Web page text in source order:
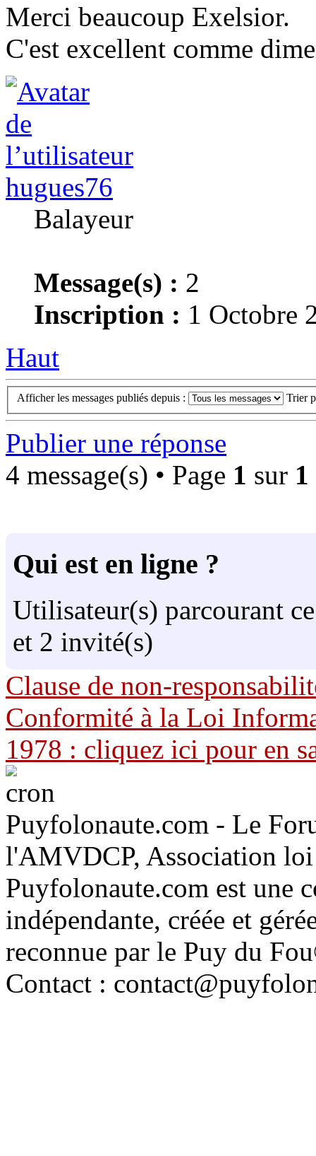
Merci beaucoup Exelsior.
C'est excellent comme
hugues76
Balayeur
Message(s) : 2
Inscription : 1 Octobre
Haut
Afficher les messages publiés depuis : Trier
Publier une réponse
4 message(s) • Page 1 sur 1
Qui est en ligne ?
Utilisateur(s) parcourant
et 2 invité(s)
Clause de non-
Conformité à la Loi
1978 : cliquez ici pour en
Puyfolonaute.com - Le
l'AMVDCP, Association
Puyfolonaute.com est une
indépendante, créée et
reconnue par le Puy du
Contact :